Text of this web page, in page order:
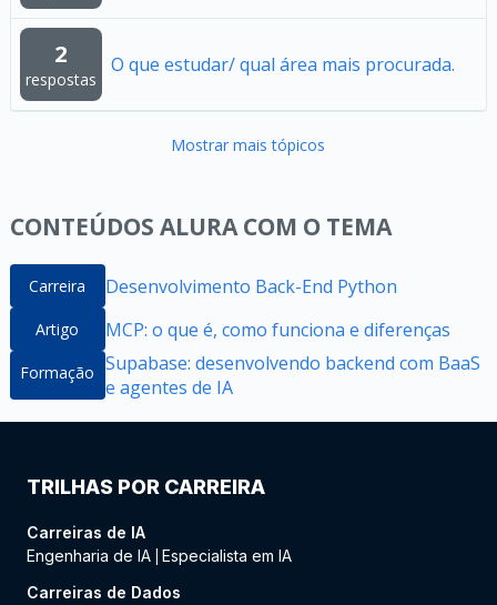
2
respostas
O que estudar/ qual área mais procurada.
Mostrar mais tópicos
CONTEÚDOS ALURA COM O TEMA
Carreira Desenvolvimento Back-End Python
Artigo MCP: o que é, como funciona e diferenças
Formação Supabase: desenvolvendo backend com BaaS
e agentes de IA
TRILHAS POR CARREIRA
Carreiras de IA
Engenharia de IA Especialista em IA
Carreiras de Dados